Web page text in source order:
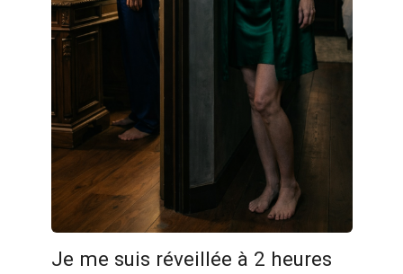
Je me suis réveillée à 2 heures